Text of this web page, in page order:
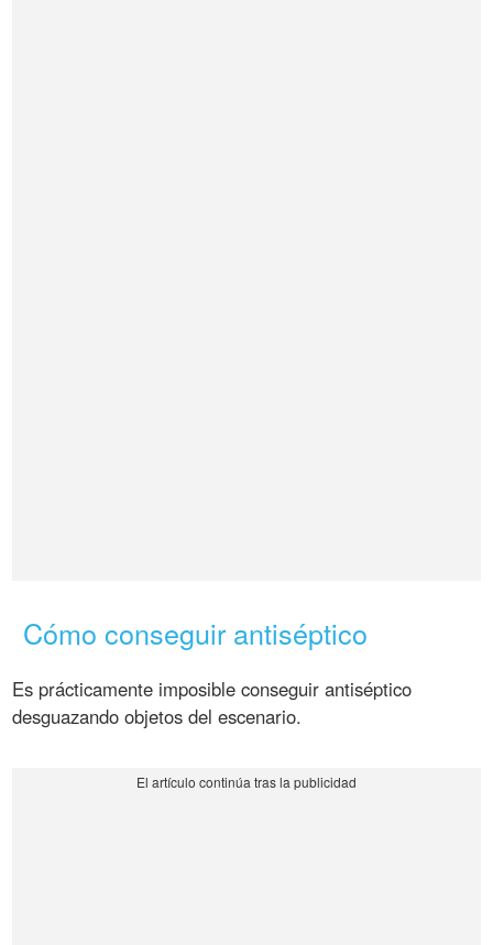
Cómo conseguir antiséptico
Es prácticamente imposible conseguir antiséptico
desguazando objetos del escenario.